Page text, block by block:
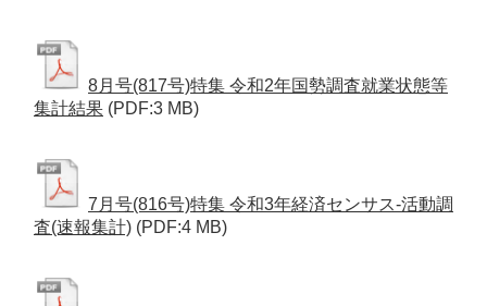
8月号(817号)特集 令和2年国勢調査就業状態等
集計結果 (PDF:3 MB)
7月号(816号)特集 令和3年経済センサス-活動調
査(速報集計) (PDF:4 MB)